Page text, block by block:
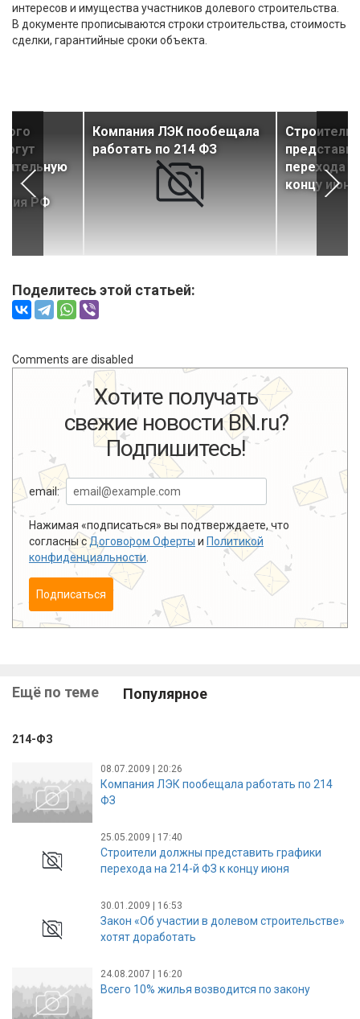
интересов и имущества участников долевого строительства.
В документе прописываются строки строительства, стоимость
сделки, гарантийные сроки объекта.
РФ
Компания ЛЭК пообещала
работать по 214 ФЗ
перехода
концу июня
Поделитесь этой статьей:
Comments are disabled
Хотите получать
свежие новости BN.ru?
Подпишитесь!
email:
Нажимая «подписаться» вы подтверждаете, что
согласны сДоговором Оферты и Политикой
конфиденциальности
Подписаться
Ещё по теме Популярное
214-ФЗ
08.07.2009 | 20:26
Компания ЛЭК пообещала работать по 214
ФЗ
25.05.2009 | 17:40
Строители должны представить графики
перехода на 214-й ФЗ к концу июня
30.01.2009 | 16:53
Закон «Об участии в долевом строительстве»
хотят доработать
24.08.2007 | 16:20
Всего 10% жилья возводится по закону